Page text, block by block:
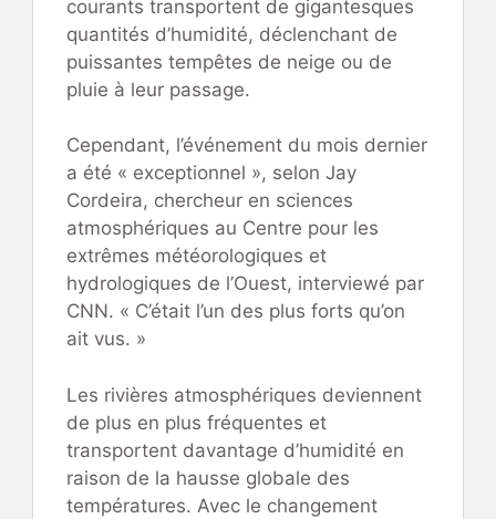
courants transportent de gigantesques
quantités d’humidité, déclenchant de
puissantes tempêtes de neige ou de
pluie à leur passage.
Cependant, l’événement du mois dernier
a été « exceptionnel », selon Jay
Cordeira, chercheur en sciences
atmosphériques au Centre pour les
extrêmes météorologiques et
hydrologiques de l’Ouest, interviewé par
CNN. « C’était l’un des plus forts qu’on
ait vus. »
Les rivières atmosphériques deviennent
de plus en plus fréquentes et
transportent davantage d’humidité en
raison de la hausse globale des
températures. Avec le changement